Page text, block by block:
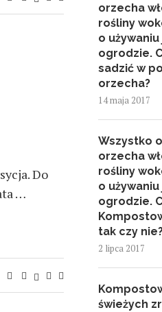
Do
…
orzecha
rośliny
o
ogrodzie.
sadzić w
orzecha?
14 maja 2017
Wszystko
orzecha
rośliny
o
ogrodzie.
tak czy
2 lipca 2017
świeżych